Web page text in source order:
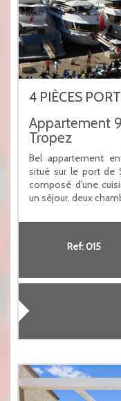
4 PIÈCES
Appartement
Tropez
Bel appartement
situé sur le port de
composé d'une
un séjour, deux
Ref: 015